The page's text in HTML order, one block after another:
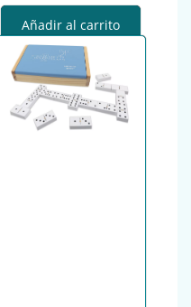
Añadir al carrito